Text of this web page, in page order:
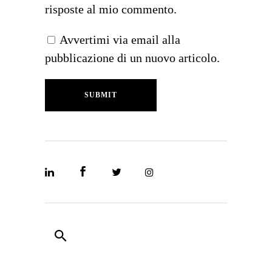
risposte al mio commento.
Avvertimi via email alla
pubblicazione di un nuovo articolo.
SUBMIT